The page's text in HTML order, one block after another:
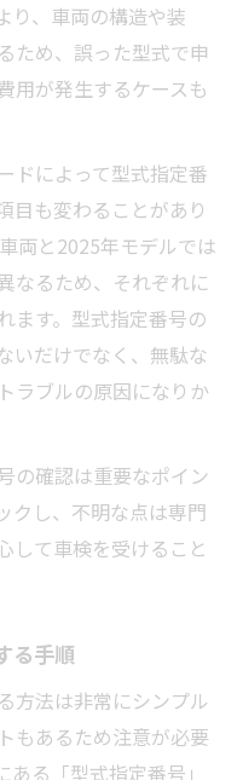
り、車両の構造や装
ため、誤った型式で申
用が発生するケースも
ドによって型式指定番
目も変わることがあり
両と2025年モデルでは
なるため、それぞれに
ます。型式指定番号の
いだけでなく、無駄な
ラブルの原因になりか
の確認は重要なポイン
クし、不明な点は専門
して車検を受けること
る手順
方法は非常にシンプル
もあるため注意が必要
る「型式指定番号」